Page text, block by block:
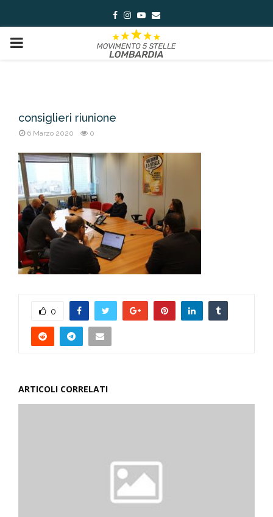
Facebook
Instagram
Youtube
Email
PRIMARY
consiglieri riunione
6 Marzo 2020 0
0
ARTICOLI CORRELATI